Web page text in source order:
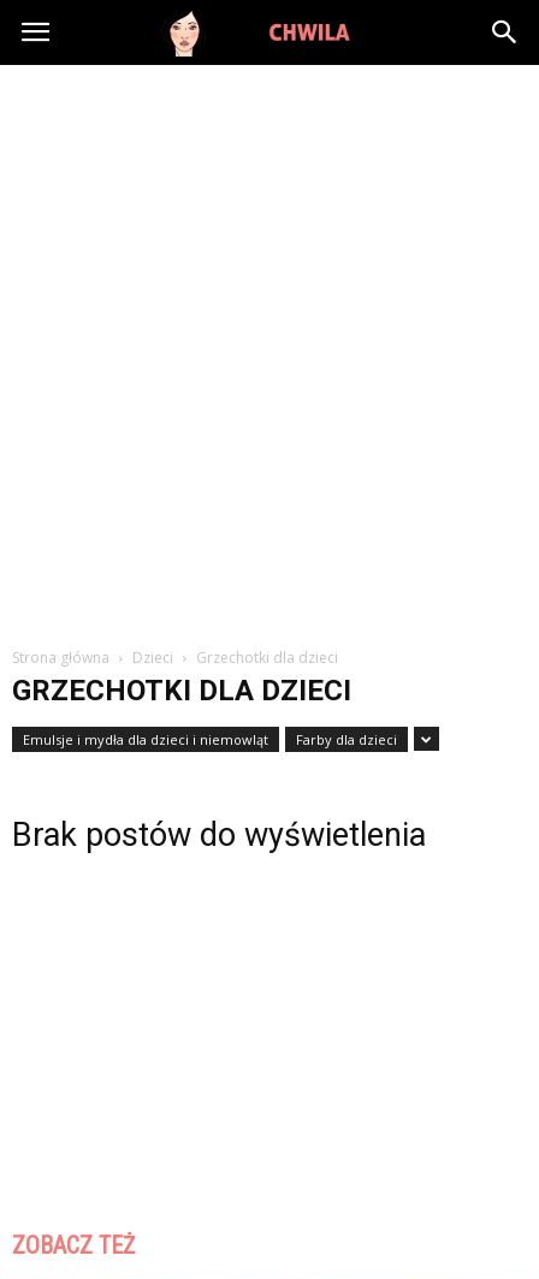
LadyChwila.pl
Strona główna Dzieci Grzechotki dla dzieci
GRZECHOTKI DLA DZIECI
Emulsje i mydła dla dzieci i niemowląt Farby dla dzieci
Brak postów do wyświetlenia
ZOBACZ TEŻ